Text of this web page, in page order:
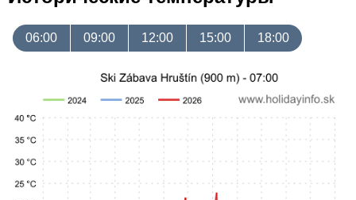
06:00 09:00 12:00 15:00 18:00